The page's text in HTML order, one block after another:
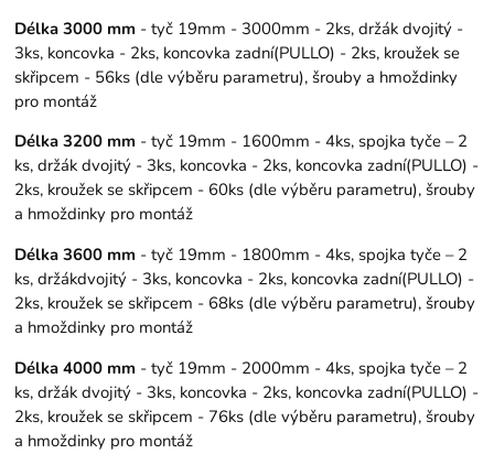
Délka 3000 mm - tyč 19mm - 3000mm - 2ks, držák dvojitý -
3ks, koncovka - 2ks, koncovka zadní(PULLO) - 2ks, kroužek se
skřipcem - 56ks (dle výběru parametru), šrouby a hmoždinky
pro montáž
Délka 3200 mm - tyč 19mm - 1600mm - 4ks, spojka tyče – 2
ks, držák dvojitý - 3ks, koncovka - 2ks, koncovka zadní(PULLO) -
2ks, kroužek se skřipcem - 60ks (dle výběru parametru), šrouby
a hmoždinky pro montáž
Délka 3600 mm - tyč 19mm - 1800mm - 4ks, spojka tyče – 2
ks, držákdvojitý - 3ks, koncovka - 2ks, koncovka zadní(PULLO) -
2ks, kroužek se skřipcem - 68ks (dle výběru parametru), šrouby
a hmoždinky pro montáž
Délka 4000 mm - tyč 19mm - 2000mm - 4ks, spojka tyče – 2
ks, držák dvojitý - 3ks, koncovka - 2ks, koncovka zadní(PULLO) -
2ks, kroužek se skřipcem - 76ks (dle výběru parametru), šrouby
a hmoždinky pro montáž